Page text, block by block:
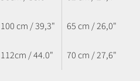
100 cm / 39,3" 65 cm / 26,0"
112cm / 44.0" 70 cm / 27,6"